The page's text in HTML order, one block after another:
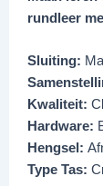
rundleer
Sluiting:
Kwaliteit:
Hardware:
Hengsel:
Type Tas: